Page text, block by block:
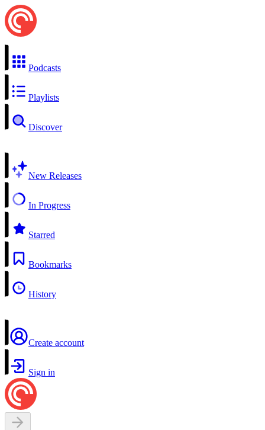
Podcasts
Playlists
Discover
New Releases
In Progress
Starred
Bookmarks
History
Create account
Sign in